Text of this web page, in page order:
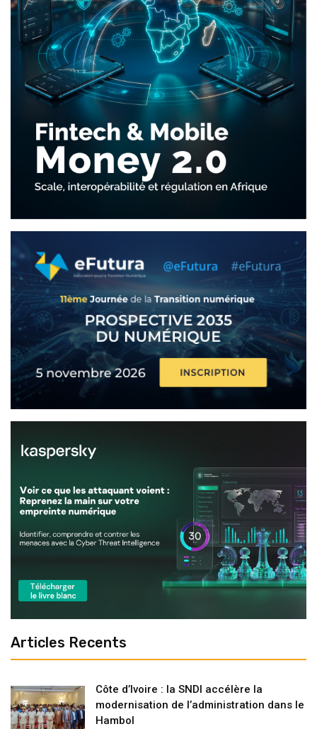
Articles Recents
Côte d’Ivoire : la SNDI accélère la
modernisation de l’administration dans le
Hambol